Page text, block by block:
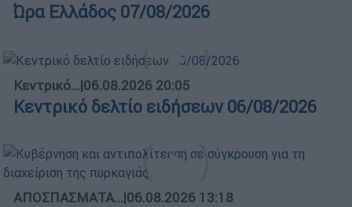
Ώρα Ελλάδος 07/08/2026
Κεντρικό...|06.08.2026 20:05
Κεντρικό δελτίο ειδήσεων 06/08/2026
ΑΠΟΣΠΑΣΜΑΤΑ...|06.08.2026 13:18